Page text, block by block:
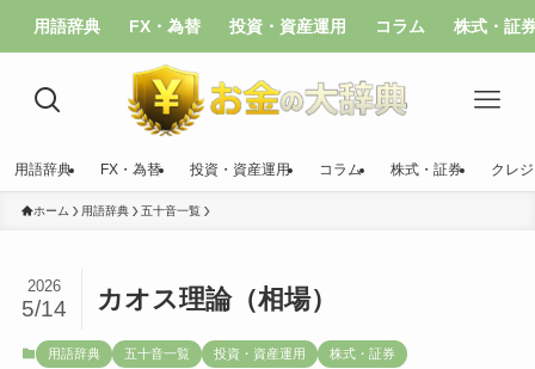
用語辞典 FX・為替 投資・資産運用 コラム 株式・証
用語辞典 FX・為替 投資・資産運用 コラム 株式・証券 クレ
ホーム 用語辞典 五十音一覧
カオス理論（相場）
2026
5/14
用語辞典 五十音一覧 投資・資産運用 株式・証券